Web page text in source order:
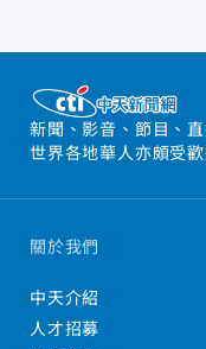
新聞、影音、節目、
世界各地華人亦頗受
關於我們
中天介紹
人才招募